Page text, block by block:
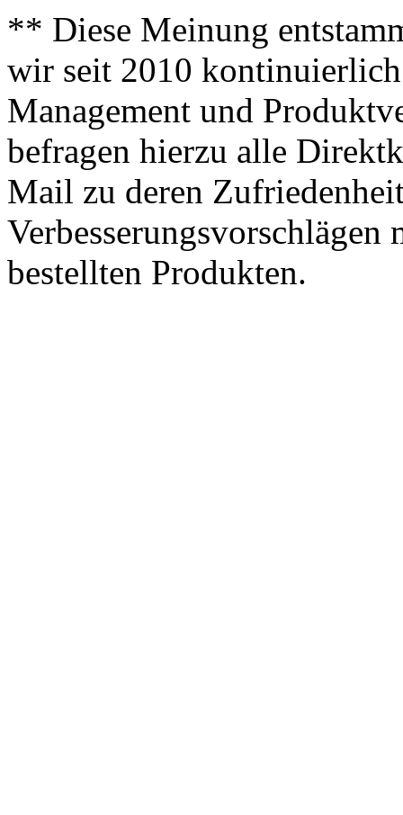
** Diese Meinung
wir seit 2010
Management und
befragen hierzu alle
Mail zu deren
bestellten Produkten.